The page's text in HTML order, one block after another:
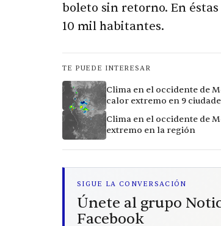
boleto sin retorno. En éstas
10 mil habitantes.
TE PUEDE INTERESAR
Clima en el occidente de
calor extremo en 9
Clima en el occidente de
extremo en la región
SIGUE LA CONVERSACIÓN
Únete al grupo
Facebook